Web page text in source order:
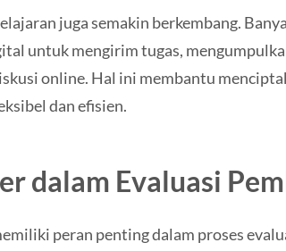
juga semakin berkembang.
untuk mengirim tugas,
online. Hal ini membantu
dan efisien.
dalam Evaluasi
peran penting dalam proses